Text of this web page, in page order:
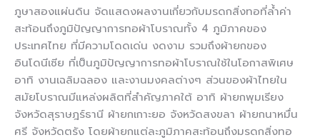
ภูษาสองแผ่นดิน จัดแสดงผลงานเกี่ยวกับมรดกสิ่งทอที่ล้ำค่า
สะท้อนถึงภูมิปัญญาการทอผ้าโบราณทั้ง 4 ภูมิภาคของ
ประเทศไทย ที่มีความโดดเด่น งดงาม รวมถึงผ้ายกของ
อินโดนีเซีย ที่เป็นภูมิปัญญาการทอผ้าโบราณใช้ในโอกาสพิเศษ
อาทิ งานเฉลิมฉลอง และงานมงคลต่างๆ ส่วนของผ้าไทยใน
สมัยโบราณมีแหล่งผลิตที่สำคัญภาคใต้ อาทิ ผ้ายกพุมเรียง
จังหวัดสุราษฎร์ธานี ผ้ายกเกาะยอ จังหวัดสงขลา ผ้ายกนาหมื่น
ศรี จังหวัดตรัง โดยผ้ายกแต่ละภูมิภาคสะท้อนถึงมรดกสิ่งทอ